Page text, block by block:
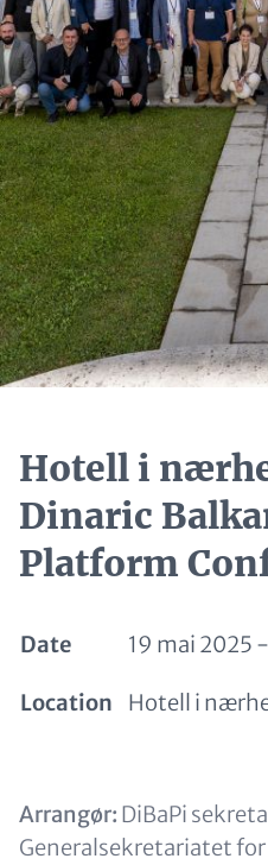
Hotell i
Dinaric
Platform
Date 19 mai 2025 -
Location Hotell i
Paragraphs
Content
Arrangør: DiBaPi
Generalsekretariatet